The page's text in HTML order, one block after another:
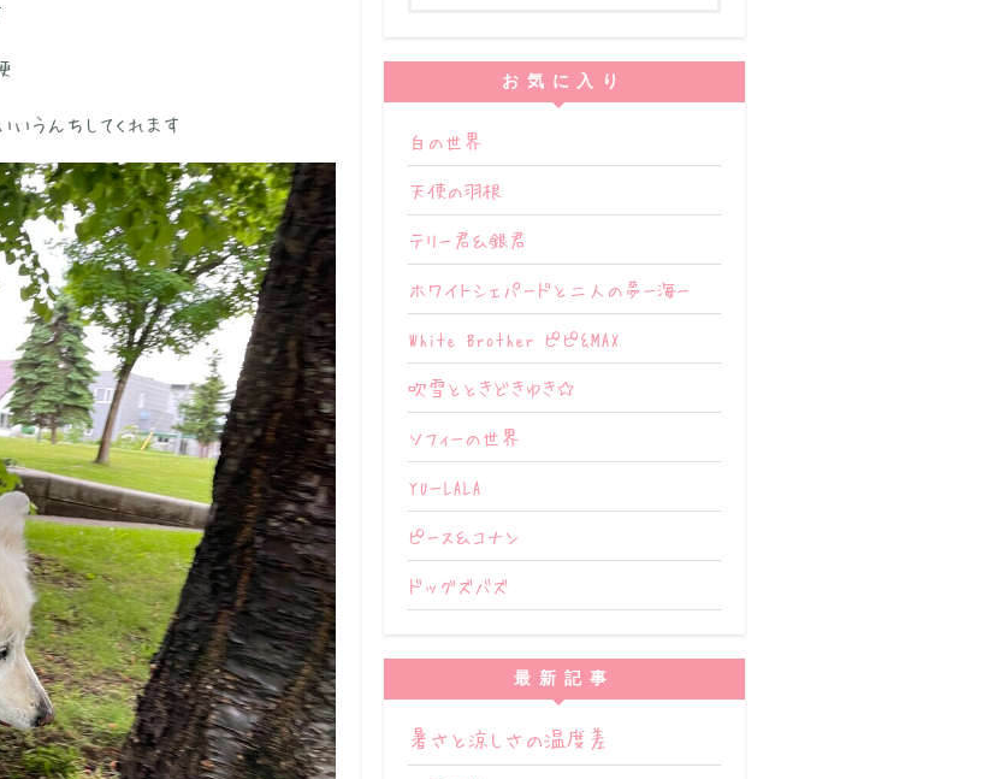
うんちしてくれます
お気に入り
白の世界
天使の羽根
テリー君＆銀君
ホワイトシェパードと二人の夢ー海ー
White Brother ピピ&MAX
吹雪とときどきゆき☆
ソフィーの世界
YUーLALA
ピース＆コナン
ドッグズバズ
最新記事
暑さと涼しさの温度差